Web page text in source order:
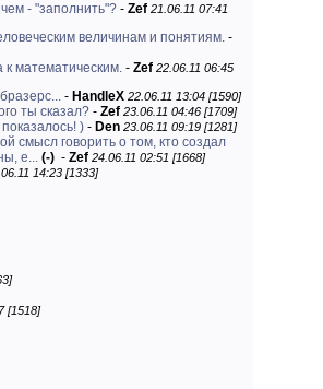
- "заполнить"? - Zef 21.06.11 07:41
величинам и понятиям. -
к математическим. - Zef 22.06.11 06:45
- HandleX 22.06.11 13:04 [1590]
ты сказал? - Zef 23.06.11 04:46 [1709]
) - Den 23.06.11 09:19 [1281]
смысл говорить о том, кто создал
е... (-) - Zef 24.06.11 02:51 [1668]
14:23 [1333]
[1518]